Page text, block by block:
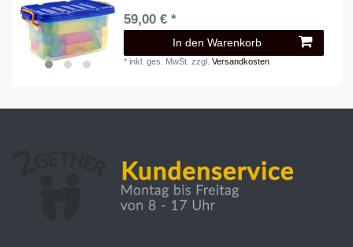
59,00 € *
In den Warenkorb
*inkl. ges. MwSt. zzgl.Versandkosten